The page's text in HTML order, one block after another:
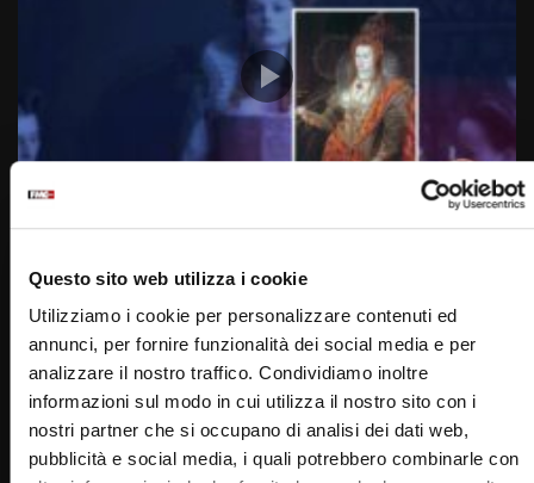
Questo sito web utilizza i cookie
Utilizziamo i cookie per personalizzare contenuti ed
annunci, per fornire funzionalità dei social media e per
analizzare il nostro traffico. Condividiamo inoltre
informazioni sul modo in cui utilizza il nostro sito con i
nostri partner che si occupano di analisi dei dati web,
pubblicità e social media, i quali potrebbero combinarle con
02:43
storia 7 Settembre)
STAFF
07/09/2022